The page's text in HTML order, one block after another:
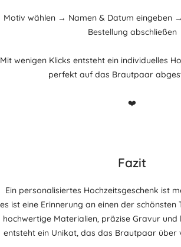
Motiv wählen → Namen & Datum eingeben
Bestellung abschließen
Mit wenigen Klicks entsteht ein individuelles
perfekt auf das Brautpaar
❤️
Fazit
Ein personalisiertes Hochzeitsgeschenk ist
es ist eine Erinnerung an einen der schönsten
hochwertige Materialien, präzise Gravur und
entsteht ein Unikat, das das Brautpaar über